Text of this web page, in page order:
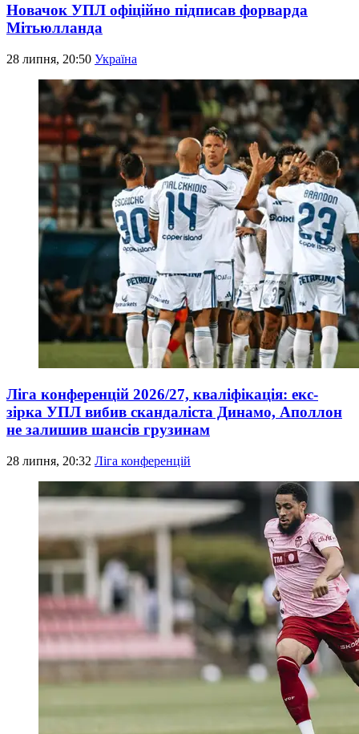
Новачок УПЛ офіційно підписав форварда
Мітьюлланда
28 липня, 20:50 Україна
Ліга конференцій 2026/27, кваліфікація: екс-
зірка УПЛ вибив скандаліста Динамо, Аполлон
не залишив шансів грузинам
28 липня, 20:32 Ліга конференцій